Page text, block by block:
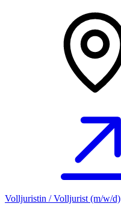
Volljuristin / Volljurist (m/w/d)